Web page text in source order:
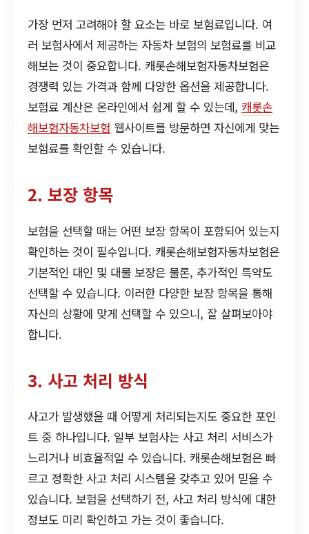
가장 먼저 고려해야 할 요소는 바로 보험료입니다. 여
러 보험사에서 제공하는 자동차 보험의 보험료를 비교
해보는 것이 중요합니다. 캐롯손해보험자동차보험은
경쟁력 있는 가격과 함께 다양한 옵션을 제공합니다.
보험료 계산은 온라인에서 쉽게 할 수 있는데, 캐롯손
해보험자동차보험 웹사이트를 방문하면 자신에게 맞는
보험료를 확인할 수 있습니다.
2. 보장 항목
보험을 선택할 때는 어떤 보장 항목이 포함되어 있는지
확인하는 것이 필수입니다. 캐롯손해보험자동차보험은
기본적인 대인 및 대물 보장은 물론, 추가적인 특약도
선택할 수 있습니다. 이러한 다양한 보장 항목을 통해
자신의 상황에 맞게 선택할 수 있으니, 잘 살펴보아야
합니다.
3. 사고 처리 방식
사고가 발생했을 때 어떻게 처리되는지도 중요한 포인
트 중 하나입니다. 일부 보험사는 사고 처리 서비스가
느리거나 비효율적일 수 있습니다. 캐롯손해보험은 빠
르고 정확한 사고 처리 시스템을 갖추고 있어 믿을 수
있습니다. 보험을 선택하기 전, 사고 처리 방식에 대한
정보도 미리 확인하고 가는 것이 좋습니다.